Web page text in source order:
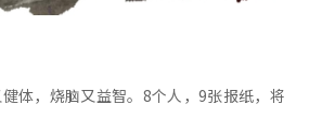
体，烧脑又益智。8个人，9张报纸，将